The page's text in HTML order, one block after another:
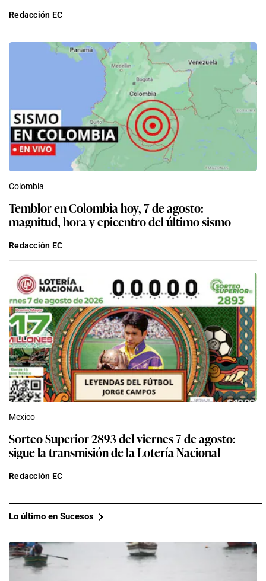
Redacción EC
Colombia
Temblor en Colombia hoy, 7 de agosto:
magnitud, hora y epicentro del último sismo
Redacción EC
Mexico
Sorteo Superior 2893 del viernes 7 de agosto:
sigue la transmisión de la Lotería Nacional
Redacción EC
Lo último en Sucesos